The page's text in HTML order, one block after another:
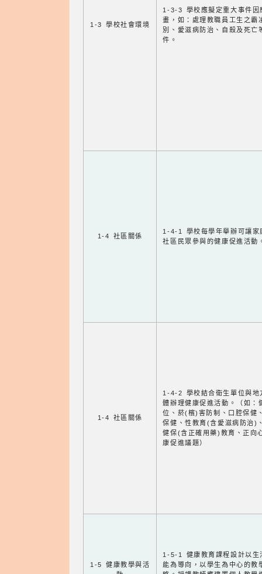
1-3 學校社會環境
1-3-3 學校應擬定重大事件因
畫，如：處理教職員工生之霸
別、愛滋病防治、自殺及死亡
件。
1-4 社區關係
1-4-1 學校每學年舉辦可讓家
社區民眾參與的健康促進活動
1-4 社區關係
1-4-2 學校結合衛生單位與地
體辦理健康促進活動。（如：
位、菸(檳)害防制、口腔保健
保健、性教育(含愛滋病防治)
健保(含正確用藥)教育、正向
康促進議題）
1-5 健康教學與活
1-5-1 健康教育課程設計以生
能為導向，以學生為中心的教